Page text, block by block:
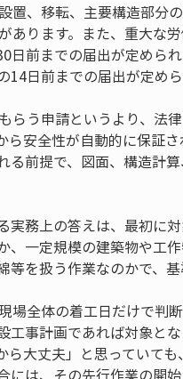
置、移転、主要構造部分
あります。また、重大な
日前までの届出が定めら
日前までの届出が定めら
う申請というより、法
ら安全性が自動的に保証
前提で、図面、構造計
実務上の答えは、最初に
一定規模の建築物や工
を扱う作業なのかで、基
場全体の着工日だけで判
事計画であれば対象と
大丈夫」と思っていて
は、その先行作業の開